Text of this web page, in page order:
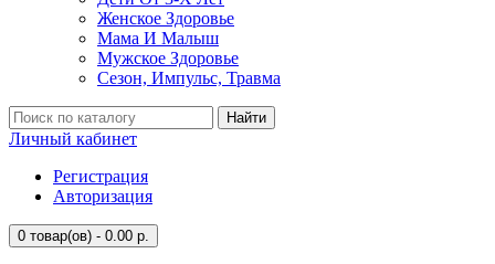
Женское Здоровье
Мама И Малыш
Мужское Здоровье
Сезон, Импульс, Травма
Найти
Личный кабинет
Регистрация
Авторизация
0 товар(ов) - 0.00 р.